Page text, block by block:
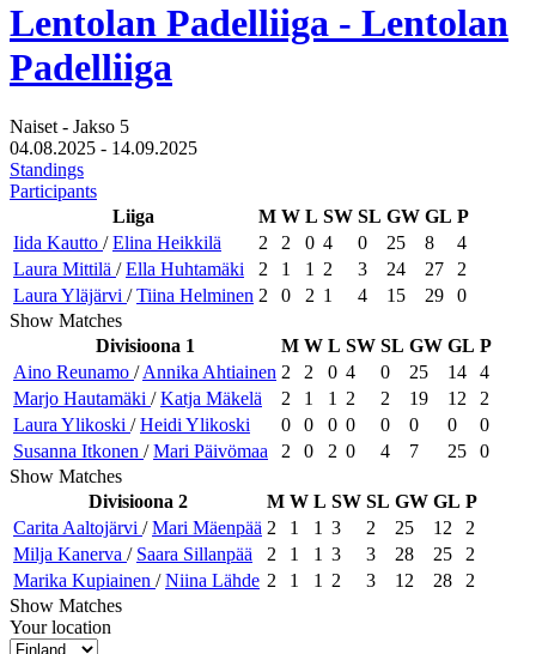
Lentolan Padelliiga - Lentolan
Padelliiga
Naiset - Jakso 5
04.08.2025 - 14.09.2025
Standings
Participants
Liiga
M W L SW SL GW GL P
Iida Kautto /Elina Heikkilä 2 2 0 4 0 25 8
4
Laura Mittilä /Ella Huhtamäki 2 1 1 2 3 24 27
2
Laura Yläjärvi /Tiina Helminen 2 0 2 1 4 15 29
0
Show Matches
Divisioona 1
M W L SW SL GW GL P
Aino Reunamo /Annika Ahtiainen 2 2 0 4 0 25 14
4
Marjo Hautamäki /Katja Mäkelä 2 1 1 2 2 19 12
2
Laura Ylikoski /Heidi Ylikoski 0 0 0 0 0 0 0
0
Susanna Itkonen /Mari Päivömaa 2 0 2 0 4 7 25
0
Show Matches
Divisioona 2
M W L SW SL GW GL P
Carita Aaltojärvi /Mari Mäenpää 2 1 1 3 2 25 12
2
Milja Kanerva / Saara Sillanpää 2 1 1 3 3 28 25
2
Marika Kupiainen /Niina Lähde 2 1 1 2 3 12 28
2
Show Matches
Your location